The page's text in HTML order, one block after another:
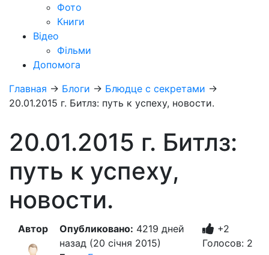
Фото
Книги
Відео
Фільми
Допомога
Главная → Блоги → Блюдце с секретами →
20.01.2015 г. Битлз: путь к успеху, новости.
20.01.2015 г. Битлз:
путь к успеху,
новости.
Автор Опубликовано: 4219 дней
назад (20 січня 2015)
+2
Голосов: 2